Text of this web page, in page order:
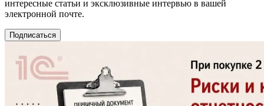
интересные статьи и эксклюзивные интервью в вашей
электронной почте.
Подписаться